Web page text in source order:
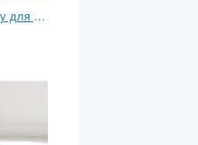
Прикольные картинки про школу для детей